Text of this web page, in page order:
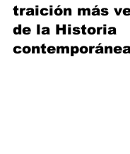
traición más
de la Historia